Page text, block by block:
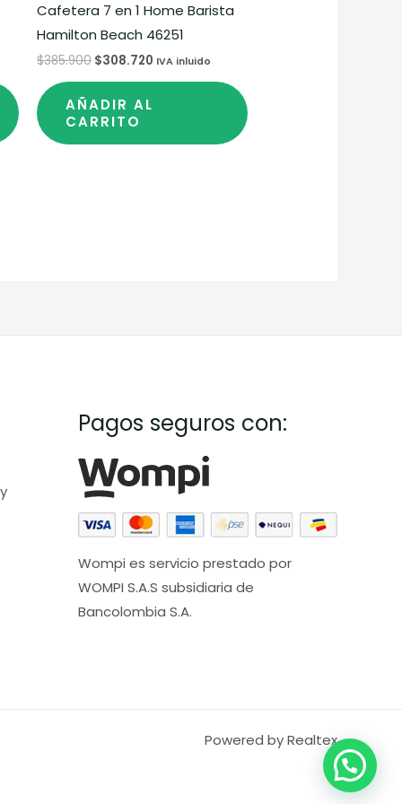
Cafetera 7 en 1 Home Barista
Hamilton Beach 46251
$385.900 $308.720 IVA inluido
AÑADIR AL
CARRITO
Pagos seguros con:
Wompi es servicio prestado por
WOMPI S.A.S subsidiaria de
Bancolombia S.A.
Powered by Realtex